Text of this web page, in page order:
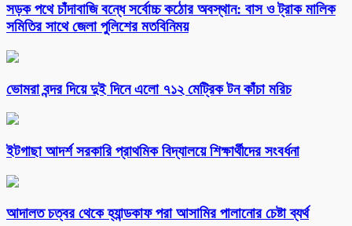
সড়ক পথে চাঁদাবাজি বন্ধে সর্বোচ্চ কঠোর অবস্থান: বাস ও ট্রাক মালিক
সমিতির সাথে জেলা পুলিশের মতবিনিময়
ভোমরা বন্দর দিয়ে দুই দিনে এলো ৭১২ মেট্রিক টন কাঁচা মরিচ
ইটগাছা আদর্শ সরকারি প্রাথমিক বিদ্যালয়ে শিক্ষার্থীদের সংবর্ধনা
আদালত চত্বর থেকে হ্যান্ডকাফ পরা আসামির পালানোর চেষ্টা ব্যর্থ